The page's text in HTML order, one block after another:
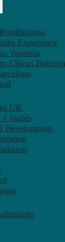
Experience
Valencia
Chicas
UK
Inglés
Development